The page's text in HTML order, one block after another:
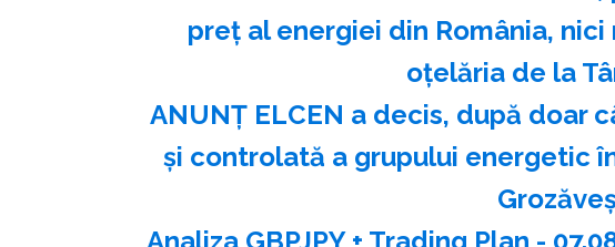
preț al energiei din România,
oțelăria de la
ANUNȚ ELCEN a decis, după doar
și controlată a grupului energetic